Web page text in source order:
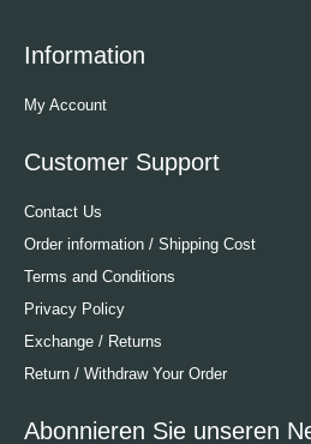
Information
My Account
Customer Support
Contact Us
Order information / Shipping Cost
Terms and Conditions
Privacy Policy
Exchange / Returns
Return / Withdraw Your Order
Abonnieren Sie unseren